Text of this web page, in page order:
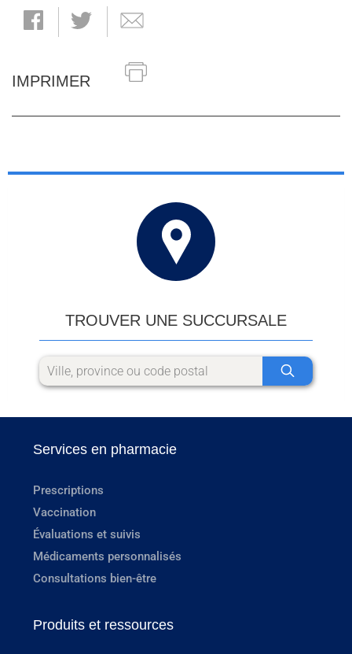
IMPRIMER
TROUVER UNE SUCCURSALE
Services en pharmacie
Prescriptions
Vaccination
Évaluations et suivis
Médicaments personnalisés
Consultations bien-être
Produits et ressources